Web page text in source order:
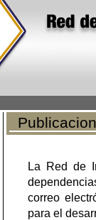
La Red de
correo
para el